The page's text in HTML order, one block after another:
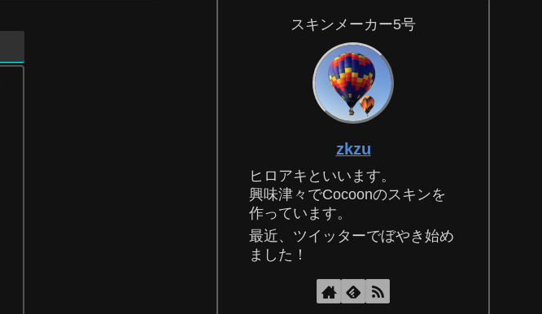
スキンメーカー5号
zkzu
ヒロアキといいます。
興味津々でCocoonのスキンを
作っています。
最近、ツイッターでぼやき始め
ました！